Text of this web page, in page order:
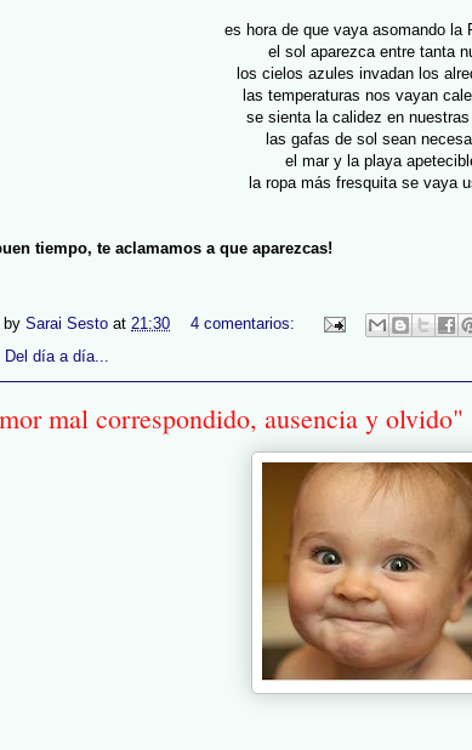
es hora de que vaya asomando la
el sol aparezca entre tanta
los cielos azules invadan los
las temperaturas nos vayan
se sienta la calidez en
las gafas de sol sean
el mar y la playa
la ropa más fresquita se vaya
tiempo, te aclamamos a que aparezcas!
by Sarai Sesto at 21:30
4 comentarios:
Del día a día...
mal correspondido, ausencia y olvido"